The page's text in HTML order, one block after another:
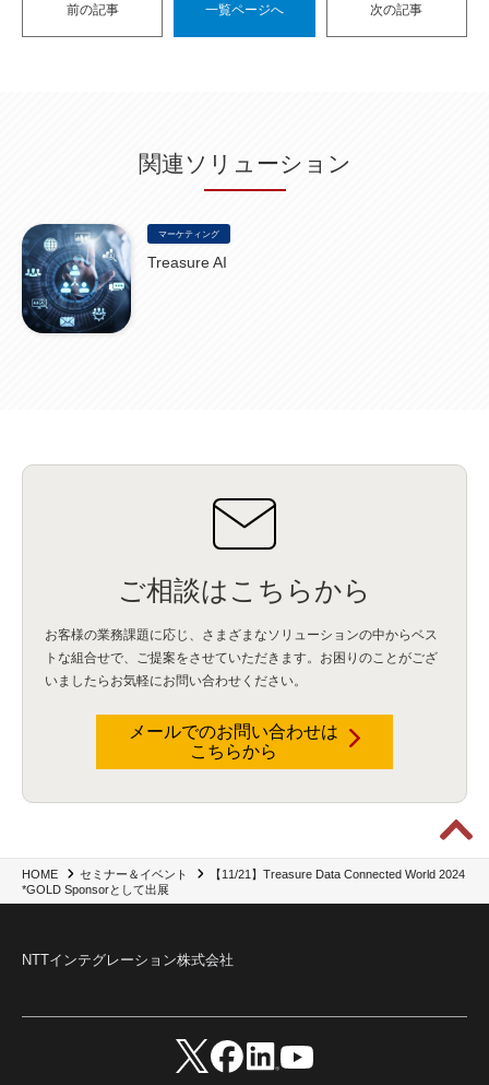
HOME セミナー＆イベント
【11/21】Treasure Data Connected World 2024
*GOLD Sponsorとして出展
前の記事 一覧ページへ 次の記事
関連ソリューション
マーケティング
Treasure AI
ご相談はこちらから
お客様の業務課題に応じ、さまざまなソリューションの中からベス
トな組合せで、
ご提案をさせていただきます。お困りのことがござ
いましたらお気軽にお問い合わせください。
メールでのお問い合わせは
こちらから
NTTインテグレーション株式会社